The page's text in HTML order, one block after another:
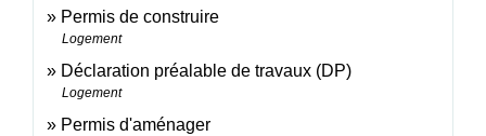
Permis de construire
Logement
Déclaration préalable de travaux (DP)
Logement
Permis d'aménager